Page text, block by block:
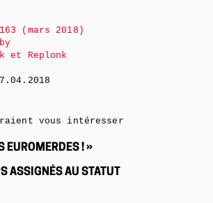
(mars 2018)
et Replonk
vous intéresser
EUROMERDES ! »
ASSIGNÉS AU STATUT